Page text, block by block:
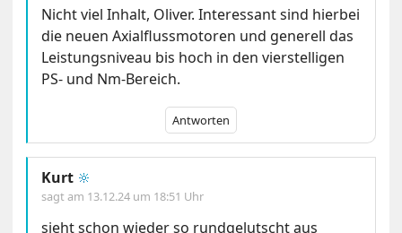
Nicht viel Inhalt, Oliver. Interessant sind hierbei
die neuen Axialflussmotoren und generell das
Leistungsniveau bis hoch in den vierstelligen
PS- und Nm-Bereich.
Antworten
Kurt 🔆
sagt am 13.12.24 um 18:51 Uhr
sieht schon wieder so rundgelutscht aus